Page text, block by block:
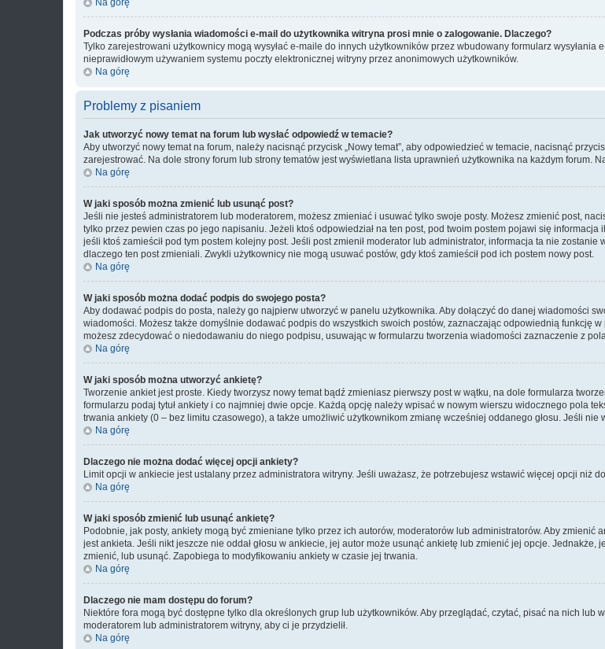
Na górę
Podczas próby wysłania wiadomości e-mail do użytkownika witryna prosi mnie o zalogowanie. Dlaczego?
Tylko zarejestrowani użytkownicy mogą wysyłać e-maile do innych użytkowników przez wbudowany formularz wysyłania
nieprawidłowym używaniem systemu poczty elektronicznej witryny przez anonimowych użytkowników.
Na górę
Problemy z pisaniem
Jak utworzyć nowy temat na forum lub wysłać odpowiedź w temacie?
Aby utworzyć nowy temat na forum, należy nacisnąć przycisk „Nowy temat”, aby odpowiedzieć w temacie, nacisnąć
zarejestrować. Na dole strony forum lub strony tematów jest wyświetlana lista uprawnień użytkownika na każdym forum.
Na górę
W jaki sposób można zmienić lub usunąć post?
Jeśli nie jesteś administratorem lub moderatorem, możesz zmieniać i usuwać tylko swoje posty. Możesz zmienić post,
tylko przez pewien czas po jego napisaniu. Jeżeli ktoś odpowiedział na ten post, pod twoim postem pojawi się
jeśli ktoś zamieścił pod tym postem kolejny post. Jeśli post zmienił moderator lub administrator, informacja ta nie
dlaczego ten post zmieniali. Zwykli użytkownicy nie mogą usuwać postów, gdy ktoś zamieścił pod ich postem nowy post.
Na górę
W jaki sposób można dodać podpis do swojego posta?
Aby dodawać podpis do posta, należy go najpierw utworzyć w panelu użytkownika. Aby dołączyć do danej wiadomości
wiadomości. Możesz także domyślnie dodawać podpis do wszystkich swoich postów, zaznaczając odpowiednią funkcję
możesz zdecydować o niedodawaniu do niego podpisu, usuwając w formularzu tworzenia wiadomości zaznaczenie z
Na górę
W jaki sposób można utworzyć ankietę?
Tworzenie ankiet jest proste. Kiedy tworzysz nowy temat bądź zmieniasz pierwszy post w wątku, na dole formularza
formularzu podaj tytuł ankiety i co najmniej dwie opcje. Każdą opcję należy wpisać w nowym wierszu widocznego pola
trwania ankiety (0 – bez limitu czasowego), a także umożliwić użytkownikom zmianę wcześniej oddanego głosu. Jeśli
Na górę
Dlaczego nie można dodać więcej opcji ankiety?
Limit opcji w ankiecie jest ustalany przez administratora witryny. Jeśli uważasz, że potrzebujesz wstawić więcej opcji niż
Na górę
W jaki sposób zmienić lub usunąć ankietę?
Podobnie, jak posty, ankiety mogą być zmieniane tylko przez ich autorów, moderatorów lub administratorów. Aby
jest ankieta. Jeśli nikt jeszcze nie oddał głosu w ankiecie, jej autor może usunąć ankietę lub zmienić jej opcje.
zmienić, lub usunąć. Zapobiega to modyfikowaniu ankiety w czasie jej trwania.
Na górę
Dlaczego nie mam dostępu do forum?
Niektóre fora mogą być dostępne tylko dla określonych grup lub użytkowników. Aby przeglądać, czytać, pisać na nich
moderatorem lub administratorem witryny, aby ci je przydzielił.
Na górę